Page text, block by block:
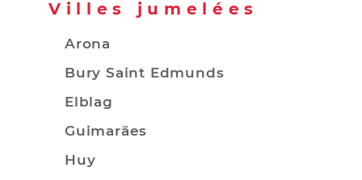
Villes jumelées
Arona
Bury Saint Edmunds
Elblag
Guimarães
Huy